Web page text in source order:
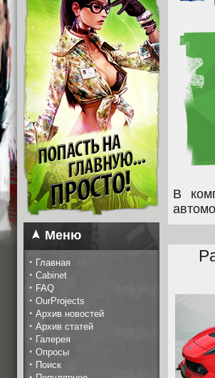
Меню
· Главная
· Cabinet
· FAQ
· OurProjects
· Архив новостей
· Архив статей
· Галерея
· Опросы
· Поиск
В